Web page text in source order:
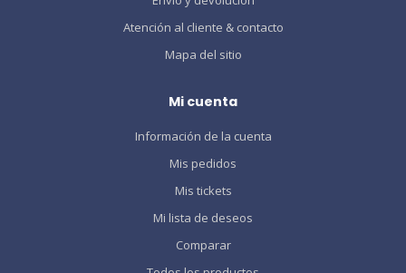
Atención al cliente & contacto
Mapa del sitio
Mi cuenta
Información de la cuenta
Mis pedidos
Mis tickets
Mi lista de deseos
Comparar